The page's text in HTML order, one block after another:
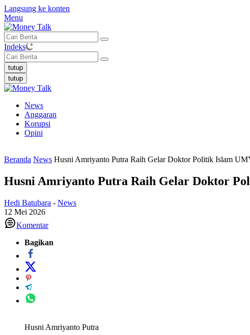
Langsung ke konten
Menu
Indeks
tutup
tutup
News
Anggaran
Korupsi
Opini
Beranda News Husni Amriyanto Putra Raih Gelar Doktor Politik Islam
Husni Amriyanto Putra Raih Gelar Doktor
Hedi Batubara - News
12 Mei 2026
Komentar
Bagikan
Husni Amriyanto Putra